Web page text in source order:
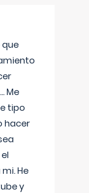
Me
tipo
hacer
He
y